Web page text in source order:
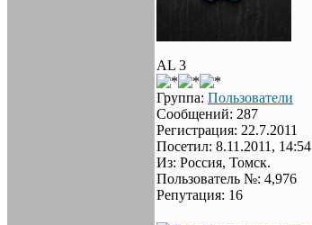
AL 3
Группа: Пользователи
Сообщений: 287
Регистрация: 22.7.2011
Посетил: 8.11.2011, 14:54
Из: Россия, Томск.
Пользователь №: 4,976
Репутация: 16